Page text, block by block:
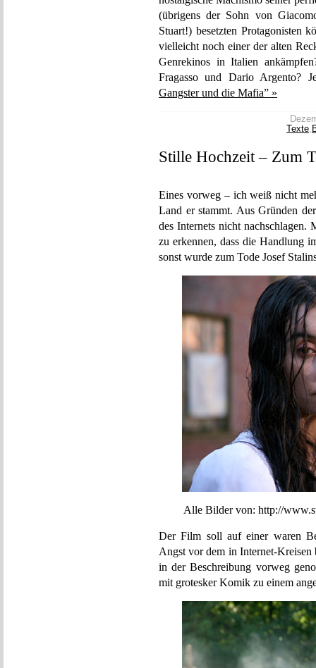
(übrigens der Sohn von
Stuart!) besetzten Protagonisten
vielleicht noch einer der alten
Genrekinos in Italien
Fragasso und Dario Argento?
Gangster und die Mafia” »
Texte,
Stille Hochzeit – Zum
Eines vorweg – ich weiß nicht
Land er stammt. Aus Gründen
des Internets nicht nachschlagen.
zu erkennen, dass die Handlung
sonst wurde zum Tode Josef
Alle Bilder von: http://
Der Film soll auf einer waren
Angst vor dem in Internet-Kreisen
in der Beschreibung vorweg
mit grotesker Komik zu einem